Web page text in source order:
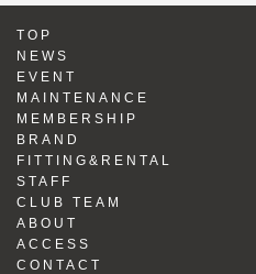
TOP
NEWS
EVENT
MAINTENANCE
MEMBERSHIP
BRAND
FITTING&RENTAL
STAFF
CLUB TEAM
ABOUT
ACCESS
CONTACT